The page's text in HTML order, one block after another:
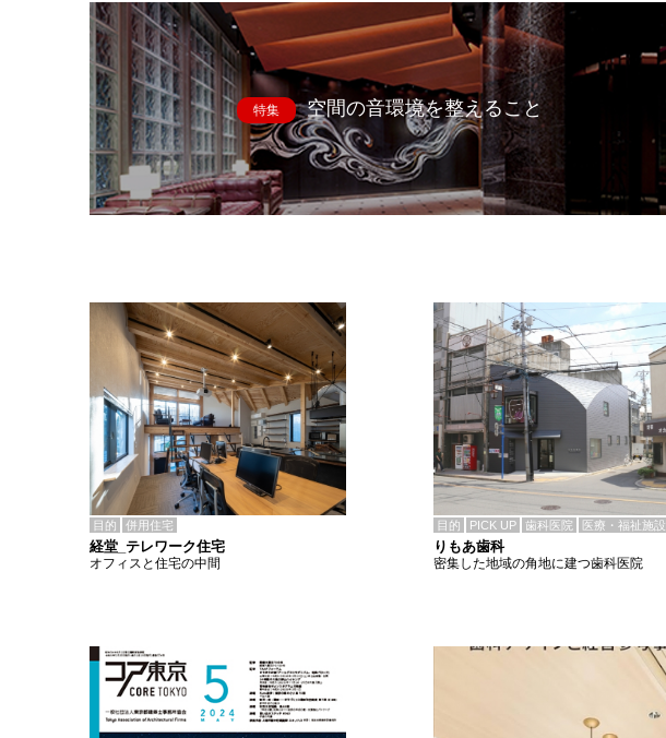
特集 空間の音環境を整えること
目的 併用住宅
経堂_テレワーク住宅
オフィスと住宅の中間
目的 PICK UP 歯科医院 医療・福祉施設
りもあ歯科
密集した地域の角地に建つ歯科医院